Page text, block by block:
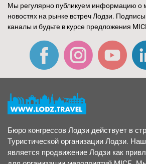
Мы регулярно публикуем информацию о
новостях на рынке встреч Лодзи.
каналы и будьте в курсе предложения
Бюро конгрессов Лодзи действует в
Туристической организации Лодзи.
является продвижение Лодзи как